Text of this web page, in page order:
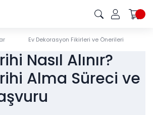
Ev Dekorasyon Fikirleri ve Önerileri
Nasıl Alınır?
Alma Süreci ve